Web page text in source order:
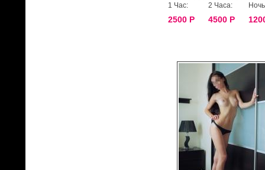
1 Час:
2500 Р
2 Часа:
4500 Р